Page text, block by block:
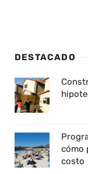
DESTACADO
cómo
costo